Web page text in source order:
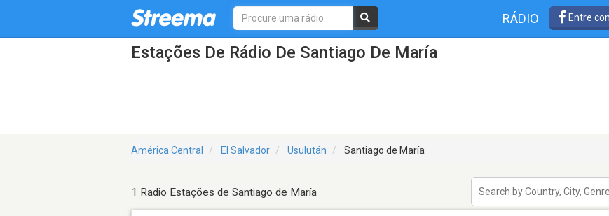
RÁDIO Entre
Estações De Rádio De Santiago De María
América Central El Salvador Usulután Santiago de María
1 Radio Estações de Santiago de María